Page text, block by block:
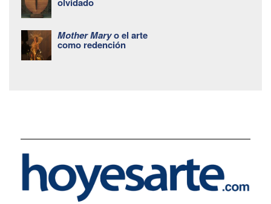
Mother Maryo el arte
como redención